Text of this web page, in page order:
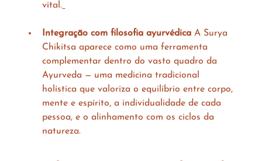
vital.
Integração com filosofia ayurvédica A Surya
Chikitsa aparece como uma ferramenta
complementar dentro do vasto quadro da
Ayurveda — uma medicina tradicional
holística que valoriza o equilíbrio entre corpo,
mente e espírito, a individualidade de cada
pessoa, e o alinhamento com os ciclos da
natureza.